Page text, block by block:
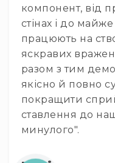
Акції
компонент, від
стінах і до
працюють на
яскравих
разом з тим
якісно й повно
покращити
ставлення до
минулого".